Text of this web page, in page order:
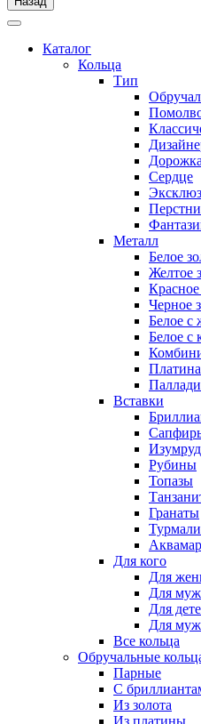
Каталог
Кольца
Тип
Дорожка
Сердце
Металл
Белое
Желтое
Красное
Черное
Белое с
Белое с
Платина
Вставки
Рубины
Топазы
Гранаты
Для кого
Для
Для
Для
Для
Все кольца
Обручальные
Парные
С
Из золота
Из платины